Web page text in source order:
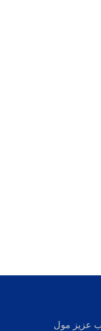
عزيز مول